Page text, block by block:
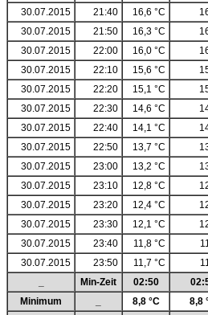
30.07.2015
21:40 16,6 °C
30.07.2015
21:50 16,3 °C
30.07.2015
22:00 16,0 °C
30.07.2015
22:10 15,6 °C
30.07.2015
22:20 15,1 °C
30.07.2015
22:30 14,6 °C
30.07.2015
22:40 14,1 °C
30.07.2015
22:50 13,7 °C
30.07.2015
23:00 13,2 °C
30.07.2015
23:10 12,8 °C
30.07.2015
23:20 12,4 °C
30.07.2015
23:30 12,1 °C
30.07.2015
23:40 11,8 °C
30.07.2015
23:50 11,7 °C
Min-Zeit 02:50
Minimum
8,8 °C 8,8